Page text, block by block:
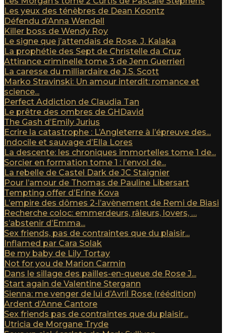
Les yeux des ténèbres de Dean Koontz
Défendu d’Anna Wendell
Killer boss de Wendy Roy
Le signe que j’attendais de Rose. J. Kalaka
La prophétie des Sept de Christelle da Cruz
Attirance criminelle tome 3 de Jenn Guerrieri
La caresse du milliardaire de J.S. Scott
Marko Stravinski: Un amour interdit: romance et
science...
Perfect Addiction de Claudia Tan
Le prêtre des ombres de GHDavid
The Gash d’Emily Jurius
Ecrire la catastrophe : L’Angleterre à l’épreuve des...
Indocile et sauvage d’Ella Lores
La descente: les chroniques immortelles tome 1 de...
Sorcier en formation tome 1 : l’envol de...
La rebelle de Castel Dark de JC Staignier
Pour l’amour de Thomas de Pauline Libersart
Tempting offer d’Erine Kova
L’empire des dômes 2-l’avènement de Remi de Biasi
Recherche coloc: emmerdeurs, râleurs, lovers, …
s’abstenir d’Emma...
Sex friends, pas de contraintes que du plaisir...
Inflamed par Cara Solak
Be my baby de Lily Tortay
Not for you de Marion Carmin
Dans le sillage des pailles-en-queue de Rose J...
Start again de Valentine Stergann
Sienna: me venger de lui d’Avril Rose (réédition)
Ardent d’Anne Cantore
Sex friends pas de contraintes que du plaisir...
Utricia de Morgane Tryde